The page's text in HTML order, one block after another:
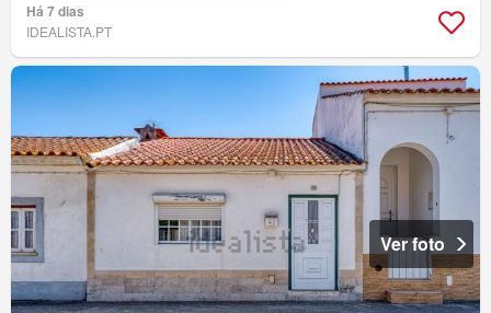
Há 7 dias
IDEALISTA.PT
Ver foto